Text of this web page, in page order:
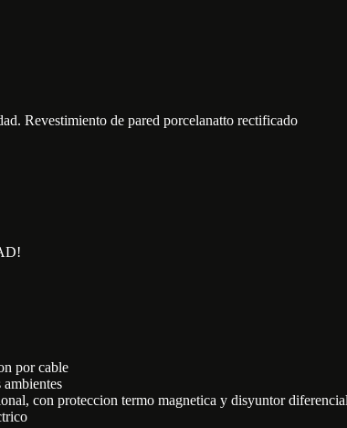
Revestimiento de pared porcelanatto rectificado
por cable
con proteccion termo magnetica y disyuntor diferencial